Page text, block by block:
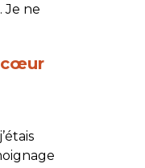
Je ne
cœur